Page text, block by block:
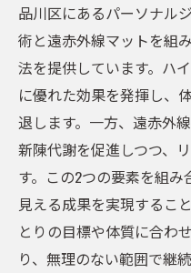
パーソナルジムと
の身体
ハイパーナイフ
理想の身体作り
健康的なボデ
パーソナルジ
実際に体験した
品川区での最適
遠赤外線マットが
品川区にあるパーソナル
術と遠赤外線マットを組
法を提供しています。ハ
に優れた効果を発揮し、
退します。一方、遠赤外
新陳代謝を促進しつつ、
す。この2つの要素を組
見える成果を実現するこ
とりの目標や体質に合わ
り、無理のない範囲で継